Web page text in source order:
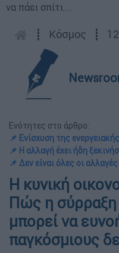
να πάει σπίτι...
┋ Κόσμος ┋
Ενότητες στο άρθρο:
📌 Ενίσχυση της
📌 Η αλλαγή έχει ήδη
📌 Δεν είναι όλες οι
Η κυνική
Πώς η
μπορεί να
παγκόσμιους